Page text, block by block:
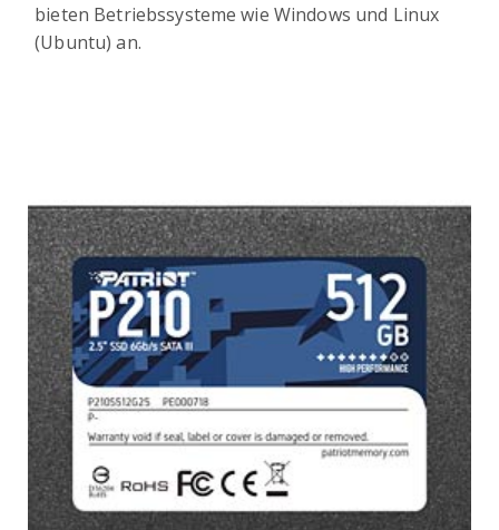
bieten Betriebssysteme wie Windows und Linux
(Ubuntu) an.